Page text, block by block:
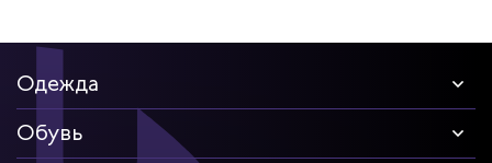
Одежда
Обувь